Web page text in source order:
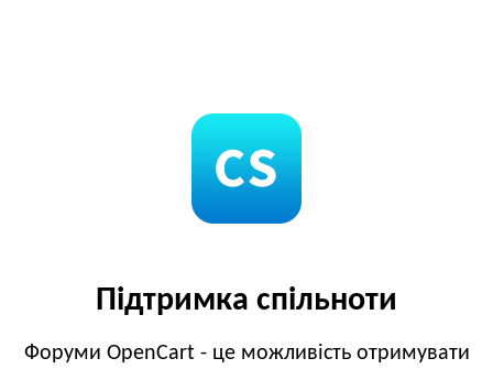
Підтримка спільноти
Форуми OpenCart - це можливість отримувати